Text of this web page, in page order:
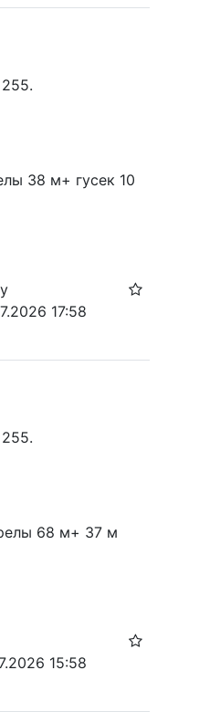
38 м+ гусек 10
17:58
68 м+ 37 м
15:58